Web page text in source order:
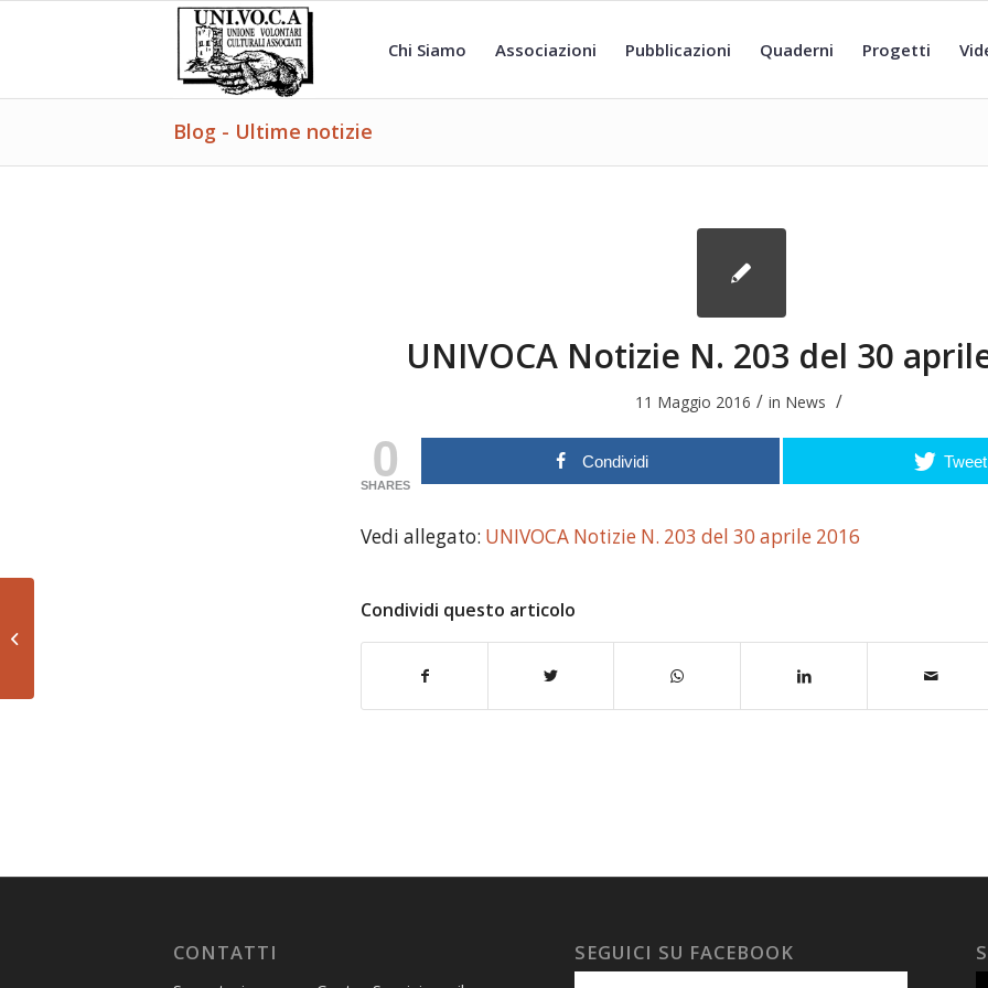
Chi Siamo Associazioni Pubblicazioni Quaderni Progetti
Blog - Ultime notizie
UNIVOCA Notizie N. 203 del 30
11 Maggio 2016 / in News /
0
SHARES
Condividi Tweet
Vedi allegato: UNIVOCA Notizie N. 203 del 30 aprile 2016
Condividi questo articolo
CONTATTI SEGUICI SU FACEBOOK